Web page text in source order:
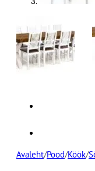
Avaleht/Pood/Köök/